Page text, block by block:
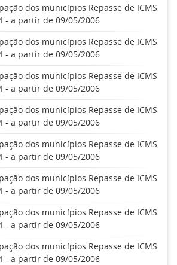
dos municípios Repasse de ICMS
- a partir de 09/05/2006
dos municípios Repasse de ICMS
- a partir de 09/05/2006
dos municípios Repasse de ICMS
- a partir de 09/05/2006
dos municípios Repasse de ICMS
- a partir de 09/05/2006
dos municípios Repasse de ICMS
- a partir de 09/05/2006
dos municípios Repasse de ICMS
- a partir de 09/05/2006
dos municípios Repasse de ICMS
- a partir de 09/05/2006
dos municípios Repasse de ICMS
- a partir de 09/05/2006